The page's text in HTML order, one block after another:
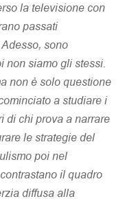
la televisione con
passati
sono
non siamo gli stessi.
non è solo questione
a studiare i
di chi prova a narrare
le strategie del
poi nel
il quadro
diffusa alla